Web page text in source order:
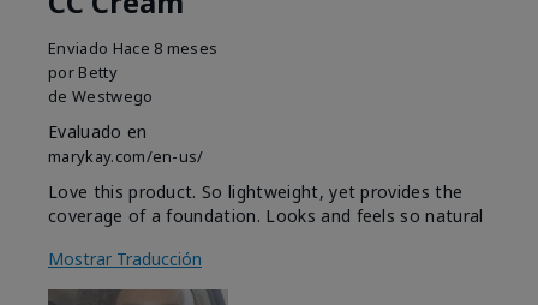
Enviado Hace 8 meses
por Betty
de Westwego
Evaluado en
marykay.com/en-us/
Love this product. So lightweight, yet provides the
coverage of a foundation. Looks and feels so natural
Mostrar Traducción